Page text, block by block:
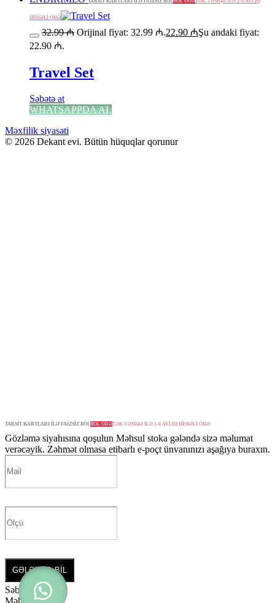
HİSSƏLİ ÖDƏ
32.99₼ Orijinal fiyat: 32.99 ₼.22.90 ₼Şu andaki fiyat:
22.90 ₼.
Travel Set
Səbətə at
WHATSAPPDA AL
Məxfilik siyasəti
© 2026 Dekant evi. Bütün hüquqlar qorunur
TAKSİT KARTLARI İLƏ FAİZSİZ BÖLBÖL ÖDƏTƏK VƏSİQƏ İLƏ 2-6 AYLIQ HİSSƏLİ ÖDƏ
Gözləmə siyahısına qoşulun Məhsul stoka gələndə sizə məlumat
verəcəyik. Zəhmət olmasa etibarlı e-poçt ünvanınızı aşağıya buraxın.
GƏLƏNDƏ BİL
Səbətiniz0
Məhsul yoxdur